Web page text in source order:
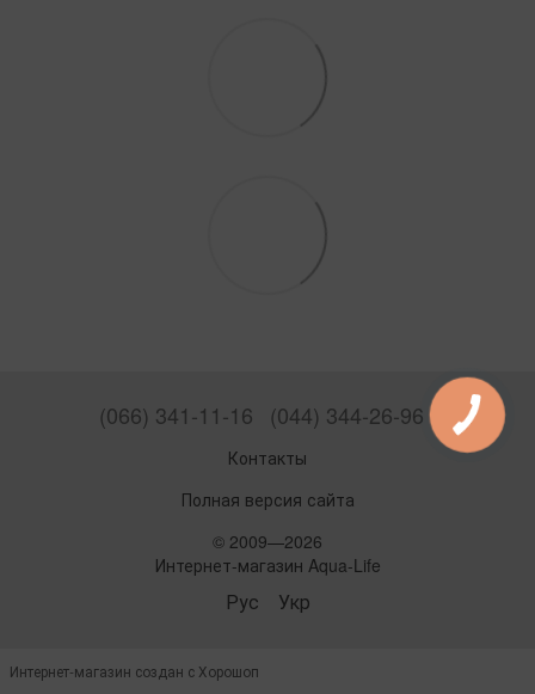
(066) 341-11-16 (044) 344-26-96
Контакты
Полная версия сайта
© 2009—2026
Интернет-магазин Aqua-Life
Рус Укр
Интернет-магазин создан с Хорошоп